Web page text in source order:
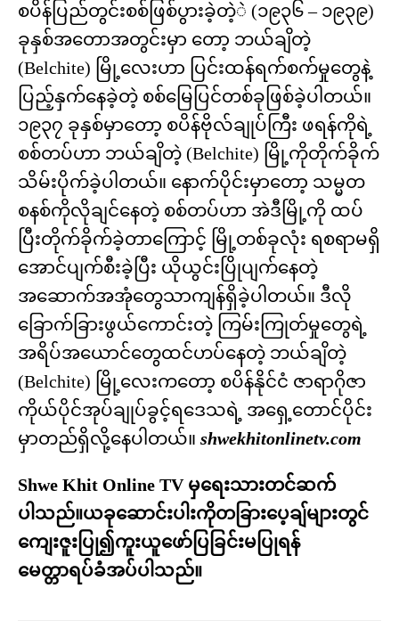
စပိန်ပြည်တွင်းစစ်ဖြစ်ပွားခဲ့တဲ့ဲ (၁၉၃၆ – ၁၉၃၉)
ခုနှစ်အတောအတွင်းမှာ တော့ ဘယ်ချိတဲ့
(Belchite) မြို့လေးဟာ ပြင်းထန်ရက်စက်မှုတွေနဲ့
ပြည့်နှက်နေခဲ့တဲ့ စစ်မြေပြင်တစ်ခုဖြစ်ခဲ့ပါတယ်။
၁၉၃၇ ခုနှစ်မှာတော့ စပိန်ဗိုလ်ချုပ်ကြီး ဖရန်ကိုရဲ့
စစ်တပ်ဟာ ဘယ်ချိတဲ့ (Belchite) မြို့ကိုတိုက်ခိုက်
သိမ်းပိုက်ခဲ့ပါတယ်။ နောက်ပိုင်းမှာတော့ သမ္မတ
စနစ်ကိုလိုချင်နေတဲ့ စစ်တပ်ဟာ အဲဒီမြို့ကို ထပ်
ပြီးတိုက်ခိုက်ခဲ့တာကြောင့် မြို့တစ်ခုလုံး ရစရာမရှိ
အောင်ပျက်စီးခဲ့ပြီး ယိုယွင်းပြိုပျက်နေတဲ့
အဆောက်အအုံတွေသာကျန်ရှိခဲ့ပါတယ်။ ဒီလို
ခြောက်ခြားဖွယ်ကောင်းတဲ့ ကြမ်းကြုတ်မှုတွေရဲ့
အရိပ်အယောင်တွေထင်ဟပ်နေတဲ့ ဘယ်ချိတဲ့
(Belchite) မြို့လေးကတော့ စပိန်နိုင်ငံ ဇာရာဂိုဇာ
ကိုယ်ပိုင်အုပ်ချုပ်ခွင့်ရဒေသရဲ့ အရှေ့တောင်ပိုင်း
မှာတည်ရှိလို့နေပါတယ်။ shwekhitonlinetv.com
Shwe Khit Online TV မှရေးသားတင်ဆက်
ပါသည်။ယခုဆောင်းပါးကိုတခြားပေ့ချ်များတွင်
ကျေးဇူးပြု၍ကူးယူဖော်ပြခြင်းမပြုရန်
မေတ္တာရပ်ခံအပ်ပါသည်။